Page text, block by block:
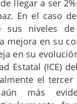
llegar a ser
En el caso
sus niveles de
mejora en su
en su
Estatal (ICE)
el tercer
más